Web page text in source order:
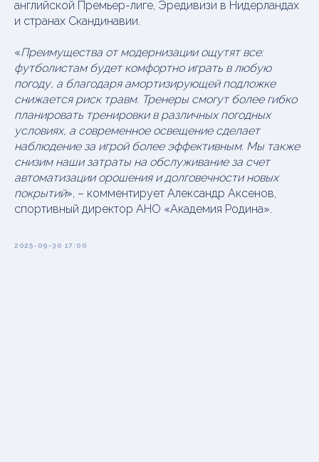
английской Премьер-лиге, Эредивизи в Нидерландах
и странах Скандинавии.
«Преимущества от модернизации ощутят все:
футболистам будет комфортно играть в любую
погоду, а благодаря амортизирующей подложке
снижается риск травм. Тренеры смогут более гибко
планировать тренировки в различных погодных
условиях, а современное освещение сделает
наблюдение за игрой более эффективным. Мы также
снизим наши затраты на обслуживание за счет
автоматизации орошения и долговечности новых
покрытий», – комментирует Александр Аксенов,
спортивный директор АНО «Академия Родина».
2025-09-30 17:00